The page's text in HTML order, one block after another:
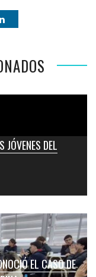
JÓVENES DEL
EL CASO DE